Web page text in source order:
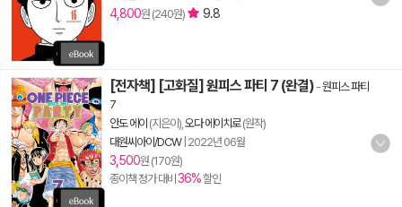
4,800원 (240원) 9.8
[전자책] [고화질] 원피스 파티 7 (완결) -원피스 파티
7
안도 에이 (지은이), 오다 에이치로(원작)
대원씨아이/DCW| 2022년 06월
3,500원 (170원)
종이책 정가 대비 36%할인